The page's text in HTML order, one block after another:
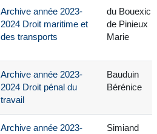
Archive année 2023-
2024 Droit maritime et
des transports
du Bouexic
de Pinieux
Marie
Archive année 2023-
2024 Droit pénal du
travail
Bauduin
Bérénice
Archive année 2023-
Simiand